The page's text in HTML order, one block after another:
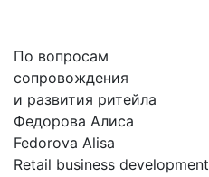
По вопросам
сопровождения
и развития ритейла
Федорова Алиса
Fedorova Alisa
Retail business development